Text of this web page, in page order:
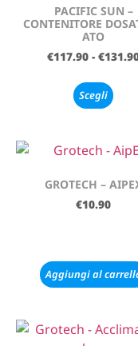
PACIFIC SUN –
CONTENITORE
ATO
€117.90 - €
Scegli
GROTECH –
€10.90
Aggiungi al